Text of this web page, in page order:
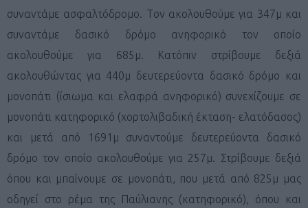
συναντάμε ασφαλτόδρομο. Tον ακολουθούμε για 347μ και
συναντάμε δασικό δρόμο ανηφορικό τον οποίο
ακολουθούμε για 685μ. Κατόπιν στρίβουμε δεξιά
ακολουθώντας για 440μ δευτερεύοντα δασικό δρόμο και
μονοπάτι (ίσιωμα και ελαφρά ανηφορικό) συνεχίζουμε σε
μονοπάτι κατηφορικό (χορτολιβαδική έκταση- ελατόδασος)
και μετά από 1691μ συναντούμε δευτερεύοντα δασικό
δρόμο τον οποίο ακολουθούμε για 257μ. Στρίβουμε δεξιά
όπου και μπαίνουμε σε μονοπάτι, που μετά από 825μ μας
οδηγεί στο ρέμα της Παύλιανης (κατηφορικό), όπου και